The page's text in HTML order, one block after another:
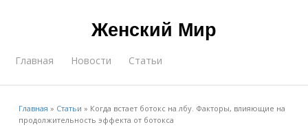
Женский Мир
Главная Новости Статьи
Главная » Статьи » Когда встает ботокс на лбу. Факторы, влияющие на
продолжительность эффекта от ботокса